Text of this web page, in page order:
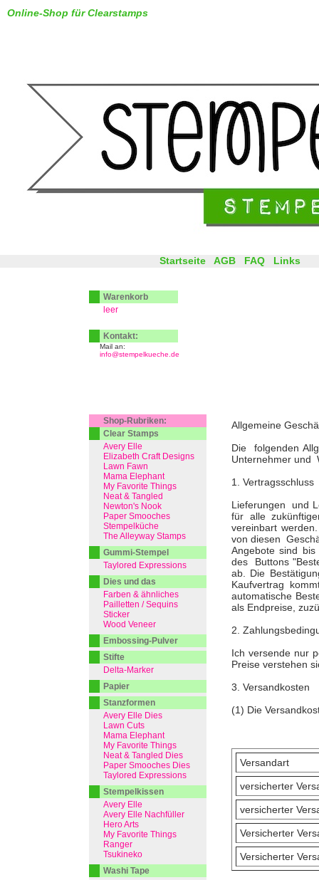
Online-Shop für Clearstamps
Allgemeine
Die folgenden
Unternehmer und
1. Vertragsschluss
Lieferungen und
für alle
vereinbart
von diesen
Angebote sind
des Buttons
ab. Die
Kaufvertrag
automatische
als Endpreise,
2.
Ich versende nur
Preise verstehen
3. Versandkosten
(1) Die
Versandart
versicherter
versicherter
Versicherter
Versicherter
Startseite AGB FAQ Links
Warenkorb
leer
Kontakt:
Mail an:
info@stempelkueche.de
Shop-Rubriken:
Clear Stamps
Avery Elle
Elizabeth Craft Designs
Lawn Fawn
Mama Elephant
My Favorite Things
Neat & Tangled
Newton's Nook
Paper Smooches
Stempelküche
The Alleyway Stamps
Gummi-Stempel
Taylored Expressions
Dies und das
Farben & ähnliches
Pailletten / Sequins
Sticker
Wood Veneer
Embossing-Pulver
Stifte
Delta-Marker
Papier
Stanzformen
Avery Elle Dies
Lawn Cuts
Mama Elephant
My Favorite Things
Neat & Tangled Dies
Paper Smooches Dies
Taylored Expressions
Stempelkissen
Avery Elle
Avery Elle Nachfüller
Hero Arts
My Favorite Things
Ranger
Tsukineko
Washi Tape